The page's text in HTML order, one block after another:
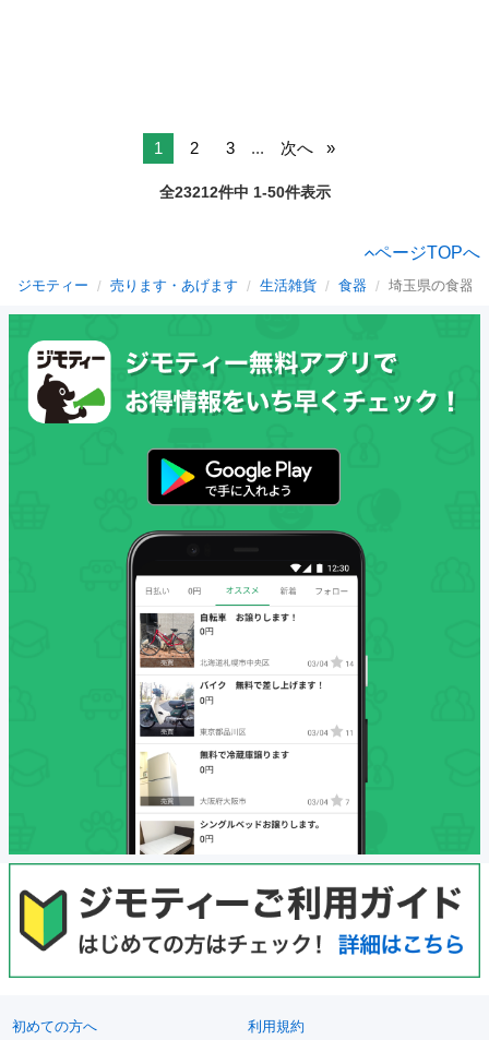
1 2 3 ... 次へ
全23212件中 1-50件表示
ページTOPへ
ジモティー 売ります・あげます 生活雑貨 食器 埼玉県の食器
初めての方へ 利用規約